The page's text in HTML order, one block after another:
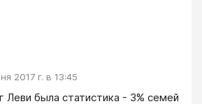
2017 г. в 13:45
Леви была статистика - 3% семей